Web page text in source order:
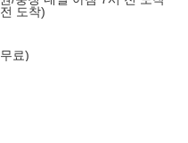
도착)
료)